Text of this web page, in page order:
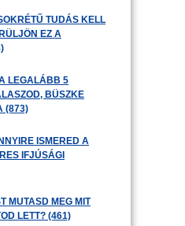
TUDÁS KELL
EZ A
LEGALÁBB 5
BÜSZKE
(873)
ISMERED A
IFJÚSÁGI
MUTASD MEG MIT
LETT? (461)